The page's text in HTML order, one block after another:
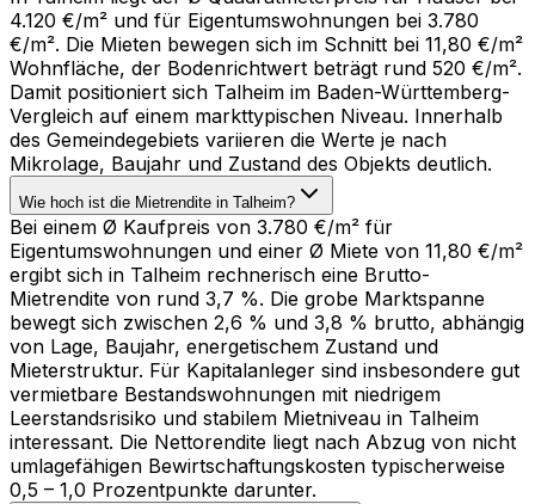
4.120 €/m² und für Eigentumswohnungen bei 3.780
€/m². Die Mieten bewegen sich im Schnitt bei 11,80 €/m²
Wohnfläche, der Bodenrichtwert beträgt rund 520 €/m².
Damit positioniert sich Talheim im Baden-Württemberg-
Vergleich auf einem markttypischen Niveau. Innerhalb
des Gemeindegebiets variieren die Werte je nach
Mikrolage, Baujahr und Zustand des Objekts deutlich.
Wie hoch ist die Mietrendite in Talheim?
Bei einem Ø Kaufpreis von 3.780 €/m² für
Eigentumswohnungen und einer Ø Miete von 11,80 €/m²
ergibt sich in Talheim rechnerisch eine Brutto-
Mietrendite von rund 3,7 %. Die grobe Marktspanne
bewegt sich zwischen 2,6 % und 3,8 % brutto, abhängig
von Lage, Baujahr, energetischem Zustand und
Mieterstruktur. Für Kapitalanleger sind insbesondere gut
vermietbare Bestandswohnungen mit niedrigem
Leerstandsrisiko und stabilem Mietniveau in Talheim
interessant. Die Nettorendite liegt nach Abzug von nicht
umlagefähigen Bewirtschaftungskosten typischerweise
0,5 – 1,0 Prozentpunkte darunter.